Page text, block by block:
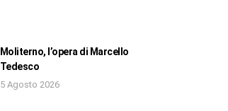
Moliterno, l’opera di Marcello
Tedesco
5 Agosto 2026